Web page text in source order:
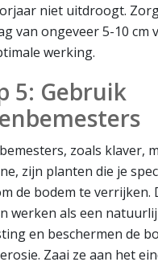
niet uitdroogt.
van ongeveer 5-10 cm
werking.
5: Gebruik
zoals klaver,
zijn planten die je
de bodem te verrijken.
werken als een
en beschermen de
Zaai ze aan het